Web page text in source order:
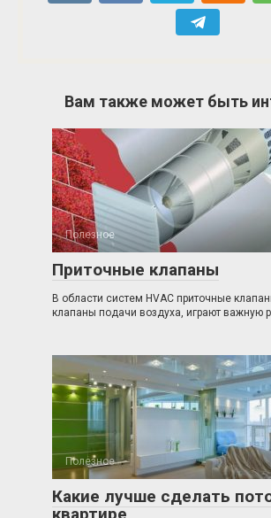
Вам также может быть
Полезное
Приточные клапаны
В области систем HVAC приточные
клапаны подачи воздуха, играют важную
Полезное
Какие лучше сделать